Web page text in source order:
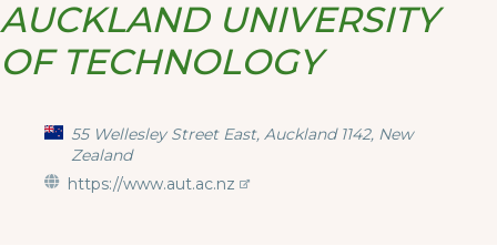
AUCKLAND UNIVERSITY
OF TECHNOLOGY
55 Wellesley Street East, Auckland 1142, New
Zealand
https://www.aut.ac.nz